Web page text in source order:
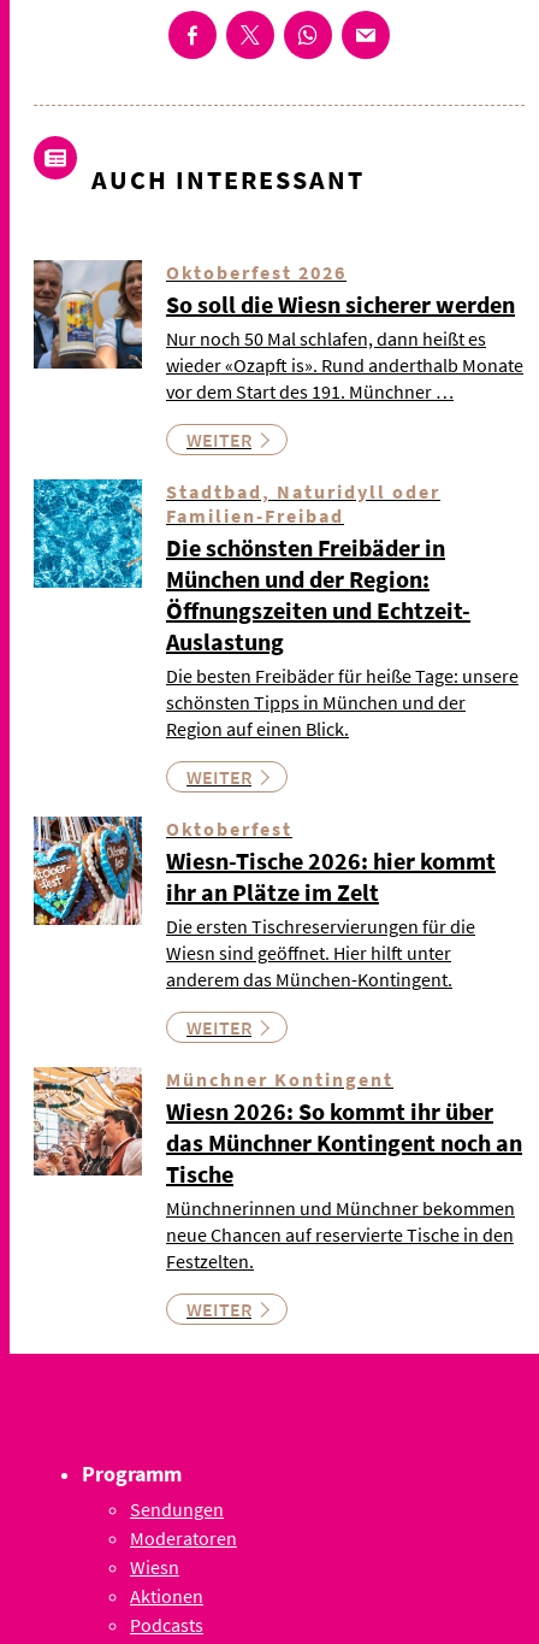
AUCH INTERESSANT
Oktoberfest 2026
So soll die Wiesn sicherer werden
Nur noch 50 Mal schlafen, dann heißt es
wieder «Ozapft is». Rund anderthalb Monate
vor dem Start des 191. Münchner …
WEITER
Stadtbad, Naturidyll oder
Familien-Freibad
Die schönsten Freibäder in
München und der Region:
Öffnungszeiten und Echtzeit-
Auslastung
Die besten Freibäder für heiße Tage: unsere
schönsten Tipps in München und der
Region auf einen Blick.
WEITER
Oktoberfest
Wiesn-Tische 2026: hier kommt
ihr an Plätze im Zelt
Die ersten Tischreservierungen für die
Wiesn sind geöffnet. Hier hilft unter
anderem das München-Kontingent.
WEITER
Münchner Kontingent
Wiesn 2026: So kommt ihr über
das Münchner Kontingent noch an
Tische
Münchnerinnen und Münchner bekommen
neue Chancen auf reservierte Tische in den
Festzelten.
WEITER
Programm
Sendungen
Moderatoren
Wiesn
Aktionen
Podcasts